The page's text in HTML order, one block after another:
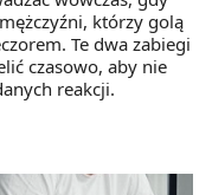
którzy golą
Te dwa zabiegi
czasowo, aby nie
reakcji.